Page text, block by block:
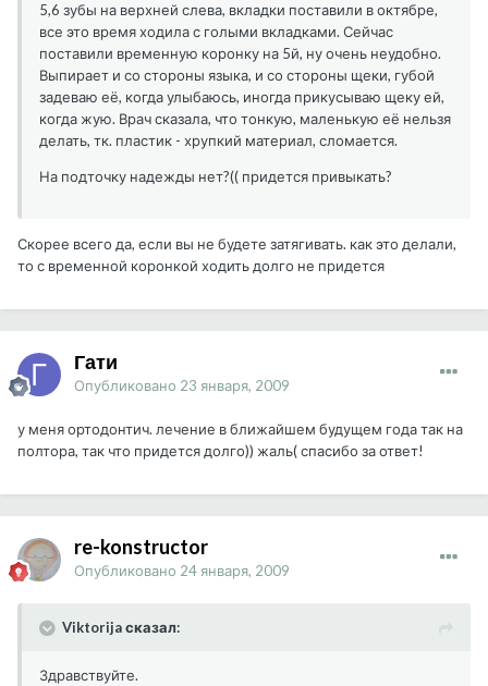
5,6 зубы на верхней слева, вкладки поставили в октябре,
все это время ходила с голыми вкладками. Сейчас
поставили временную коронку на 5й, ну очень неудобно.
Выпирает и со стороны языка, и со стороны щеки, губой
задеваю её, когда улыбаюсь, иногда прикусываю щеку ей,
когда жую. Врач сказала, что тонкую, маленькую её нельзя
делать, тк. пластик - хрупкий материал, сломается.
На подточку надежды нет?(( придется привыкать?
Скорее всего да, если вы не будете затягивать. как это делали,
то с временной коронкой ходить долго не придется
Гати
Опубликовано 23 января, 2009
у меня ортодонтич. лечение в ближайшем будущем года так на
полтора, так что придется долго)) жаль( спасибо за ответ!
re-konstructor
Опубликовано 24 января, 2009
Viktorija сказал:
Здравствуйте.